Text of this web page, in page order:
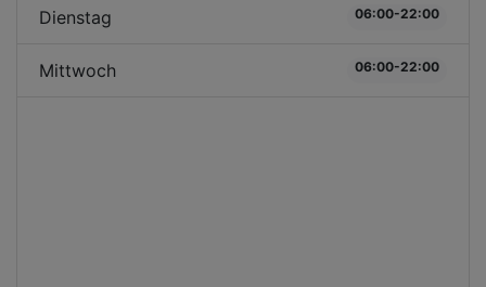
Dienstag 06:00-22:00
Mittwoch 06:00-22:00